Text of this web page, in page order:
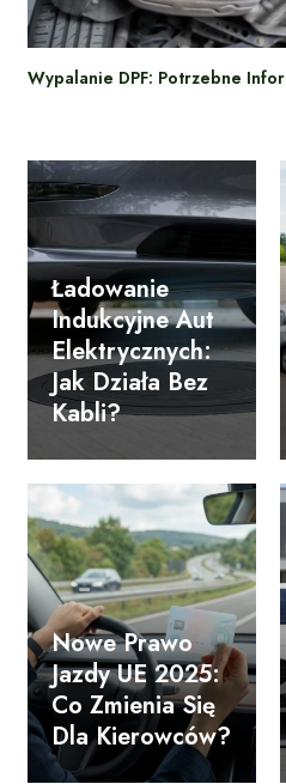
Wypalanie DPF: Potrzebne
Ładowanie
Indukcyjne Aut
Elektrycznych:
Jak Działa Bez
Kabli?
Nowe Prawo
Jazdy UE 2025:
Co Zmienia Się
Dla Kierowców?